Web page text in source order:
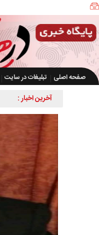
صفحه اصلی تبلیغات در سایت
آخرین اخبار :